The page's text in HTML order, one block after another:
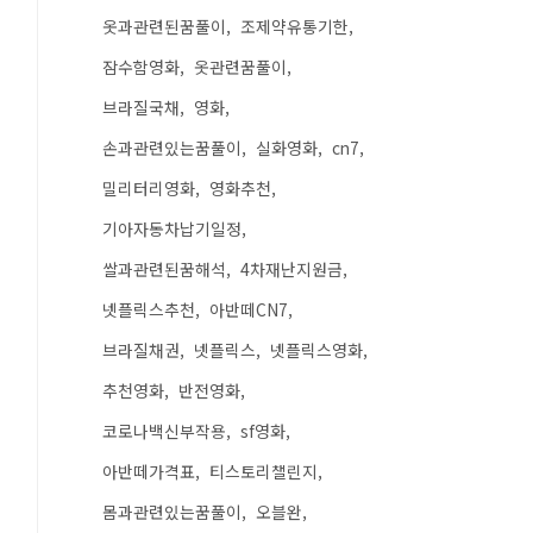
옷과관련된꿈풀이
조제약유통기한
잠수함영화
옷관련꿈풀이
브라질국채
영화
손과관련있는꿈풀이
실화영화 cn7
밀리터리영화
영화추천
기아자동차납기일정
쌀과관련된꿈해석
4차재난지원금
넷플릭스추천
아반떼CN7
브라질채권
넷플릭스
넷플릭스영화
추천영화
반전영화
코로나백신부작용
sf영화
아반떼가격표
티스토리챌린지
몸과관련있는꿈풀이
오블완